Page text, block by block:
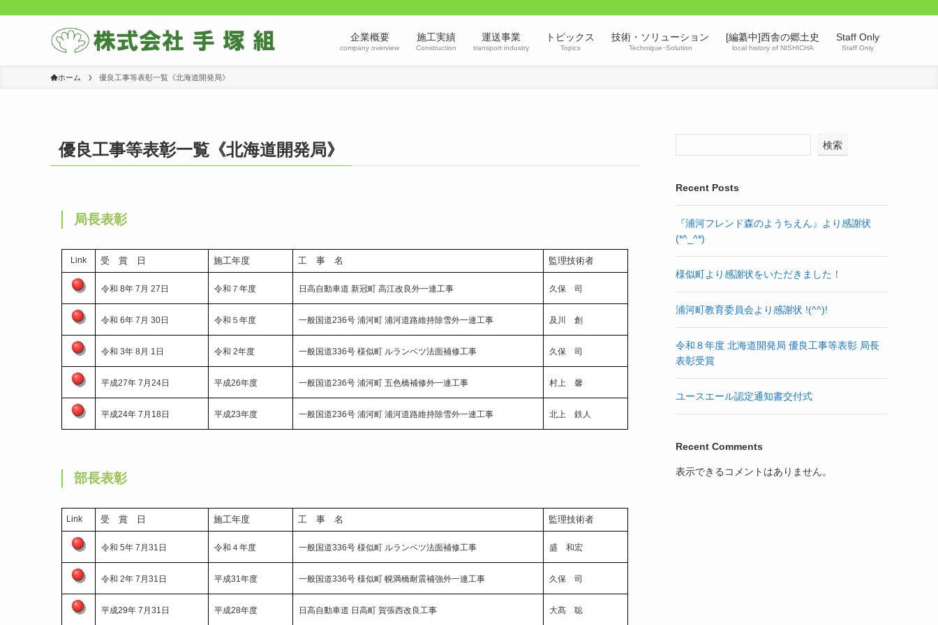
企業概要
company overview
施工実績
Construction
運送事業
transport industry
トピックス
Topics
技術・ソリューション
Technique･Solution
[編纂中]西舎の郷土史
local history of NISHICHA
Staff Only
Staff Only
ホーム 優良工事等表彰一覧《北海道開発局》
優良工事等表彰一覧《北海道開発局》
局長表彰
Link 受 賞 日 施工年度 工 事 名 監理技術者
令和 8年 7月 27日 令和７年度 日高自動車道 新冠町 高江改良外一連工事 久保 司
令和 6年 7月 30日 令和５年度 一般国道236号 浦河町 浦河道路維持除雪外一連工事 及川 創
令和 3年 8月 1日 令和 2年度 一般国道336号 様似町 ルランベツ法面補修工事 久保 司
平成27年 7月24日 平成26年度 一般国道236号 浦河町 五色橋補修外一連工事 村上 馨
平成24年 7月18日 平成23年度 一般国道236号 浦河町 浦河道路維持除雪外一連工事 北上 鉄人
部長表彰
Link 受 賞 日 施工年度 工 事 名 監理技術者
令和 5年 7月31日 令和４年度 一般国道336号 様似町 ルランベツ法面補修工事 盛 和宏
令和 2年 7月31日 平成31年度 一般国道336号 様似町 幌満橋耐震補強外一連工事 久保 司
平成29年 7月31日 平成28年度 日高自動車道 日高町 賀張西改良工事 大髙 聡
検索
Recent Posts
『浦河フレンド森のようちえん』より感謝状
(*^_^*)
様似町より感謝状をいただきました！
浦河町教育委員会より感謝状 !(^^)!
令和８年度 北海道開発局 優良工事等表彰 局長
表彰受賞
ユースエール認定通知書交付式
Recent Comments
表示できるコメントはありません。